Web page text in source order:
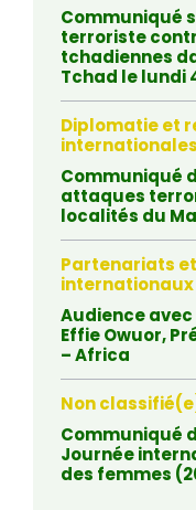
Communiqué
terroriste
tchadiennes
Tchad le lundi
Diplomatie et
internationales
Communiqué
attaques
localités du
Partenariats
internationaux
Audience
Effie Owuor,
– Africa
Non
Communiqué
Journée
des femmes